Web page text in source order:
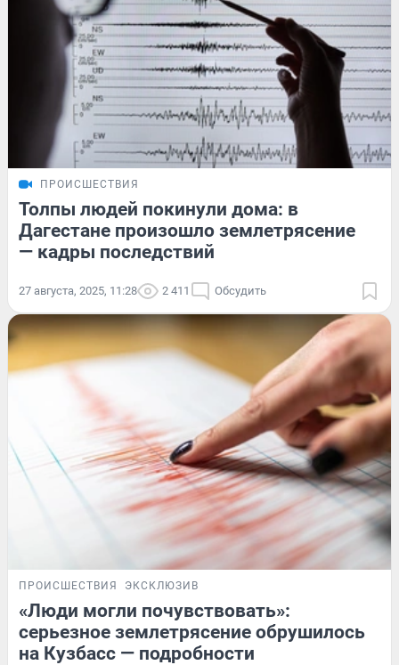
ПРОИСШЕСТВИЯ
Толпы людей покинули дома: в
Дагестане произошло землетрясение
— кадры последствий
27 августа, 2025, 11:28 2 411 Обсудить
ПРОИСШЕСТВИЯ ЭКСКЛЮЗИВ
«Люди могли почувствовать»:
серьезное землетрясение обрушилось
на Кузбасс — подробности